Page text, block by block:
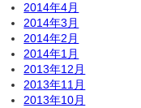
2014年4月
2014年3月
2014年2月
2014年1月
2013年12月
2013年11月
2013年10月